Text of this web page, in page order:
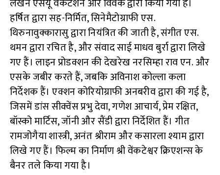
लेखन एसयू वेंकटेशन और विवेक द्वारा किया गया है।
हर्षित द्वारा सह-निर्मित, सिनेमैटोग्राफी एस.
थिरुनावुक्कारासु द्वारा नियंत्रित की जाती है, संगीत एस.
थमन द्वारा रचित है, और संवाद साई माधव बुर्रा द्वारा लिखे
गए हैं। लाइन प्रोडक्शन की देखरेख नरसिम्हा राव एन. और
एसके जबीर करते हैं, जबकि अविनाश कोल्ला कला
निर्देशक हैं। एक्शन कोरियोग्राफी अनबरीव द्वारा की गई है,
जिसमें डांस सीक्वेंस प्रभु देवा, गणेश आचार्य, प्रेम रक्षित,
बॉस्को मार्टिस, जॉनी और सैंडी द्वारा निर्देशित हैं। गीत
रामजोगैया शास्त्री, अनंत श्रीराम और कसारला श्याम द्वारा
लिखे गए हैं। फिल्म का निर्माण श्री वेंकटेश्वर क्रिएशन्स के
बैनर तले किया गया है।